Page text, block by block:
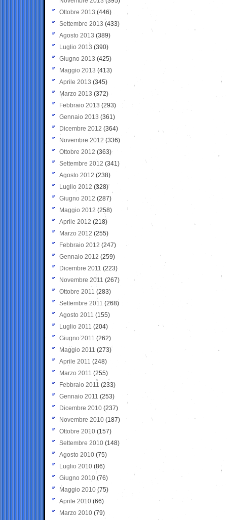
Ottobre 2013 (446)
Settembre 2013 (433)
Agosto 2013 (389)
Luglio 2013 (390)
Giugno 2013 (425)
Maggio 2013 (413)
Aprile 2013 (345)
Marzo 2013 (372)
Febbraio 2013 (293)
Gennaio 2013 (361)
Dicembre 2012 (364)
Novembre 2012 (336)
Ottobre 2012 (363)
Settembre 2012 (341)
Agosto 2012 (238)
Luglio 2012 (328)
Giugno 2012 (287)
Maggio 2012 (258)
Aprile 2012 (218)
Marzo 2012 (255)
Febbraio 2012 (247)
Gennaio 2012 (259)
Dicembre 2011 (223)
Novembre 2011 (267)
Ottobre 2011 (283)
Settembre 2011 (268)
Agosto 2011 (155)
Luglio 2011 (204)
Giugno 2011 (262)
Maggio 2011 (273)
Aprile 2011 (248)
Marzo 2011 (255)
Febbraio 2011 (233)
Gennaio 2011 (253)
Dicembre 2010 (237)
Novembre 2010 (187)
Ottobre 2010 (157)
Settembre 2010 (148)
Agosto 2010 (75)
Luglio 2010 (86)
Giugno 2010 (76)
Maggio 2010 (75)
Aprile 2010 (66)
Marzo 2010 (79)